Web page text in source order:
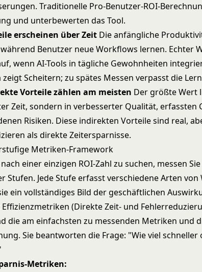
Traditionelle Pro-Benutzer-ROI-
und unterbewerten das Tool.
erscheinen über Zeit Die anfängliche
Benutzer neue Workflows lernen. Echter
wenn AI-Tools in tägliche Gewohnheiten
zeigt Scheitern; zu spätes Messen verpasst die
Vorteile zählen am meisten Der größte Wert
Zeit, sondern in verbesserter Qualität, erfassten
Risiken. Diese indirekten Vorteile sind real,
als direkte Zeitersparnisse.
Metriken-Framework
einer einzigen ROI-Zahl zu suchen, messen
Stufen. Jede Stufe erfasst verschiedene Arten
ein vollständiges Bild der geschäftlichen
Effizienzmetriken (Direkte Zeit- und
die am einfachsten zu messenden Metriken und
Sie beantworten die Frage: "Wie viel
Metriken: